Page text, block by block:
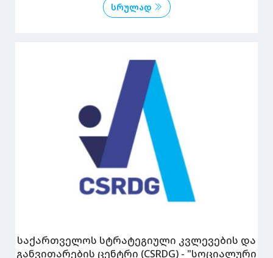
სრულად
საქართველოს სტრატეგიული კვლევების და
განვითარების ცენტრი (CSRDG) - "სოციალური